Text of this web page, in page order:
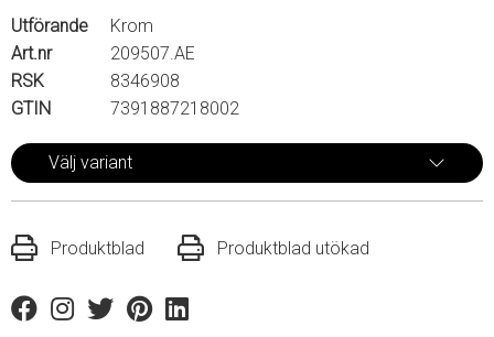
Utförande
Krom
Art.nr
209507.AE
RSK
8346908
GTIN
7391887218002
Välj variant
Produktblad Produktblad utökad
FacebookInstagram
TwitterPinterestLinkedin